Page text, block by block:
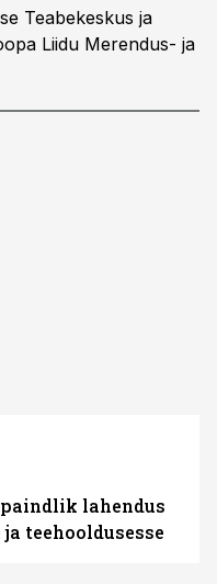
Teabekeskus ja
Liidu Merendus- ja
lahendus
teehooldusesse